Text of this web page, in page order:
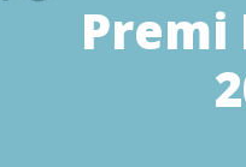
Premi